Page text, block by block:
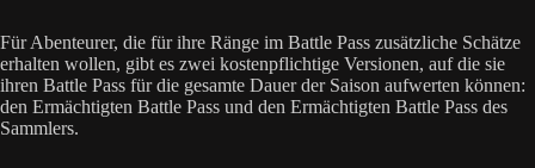
Für Abenteurer, die für ihre Ränge im Battle Pass zusätzliche Schätze
erhalten wollen, gibt es zwei kostenpflichtige Versionen, auf die sie
ihren Battle Pass für die gesamte Dauer der Saison aufwerten können:
den Ermächtigten Battle Pass und den Ermächtigten Battle Pass des
Sammlers.